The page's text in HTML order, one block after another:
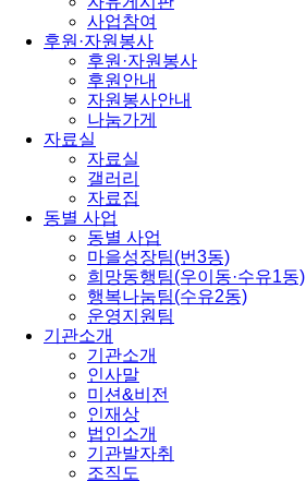
사업참여
후원·자원봉사
후원·자원봉사
후원안내
자원봉사안내
나눔가게
자료실
자료실
갤러리
자료집
동별 사업
동별 사업
마을성장팀(번3동)
희망동행팀(우이동·수유1동)
행복나눔팀(수유2동)
운영지원팀
기관소개
기관소개
인사말
미션&비전
인재상
법인소개
기관발자취
조직도